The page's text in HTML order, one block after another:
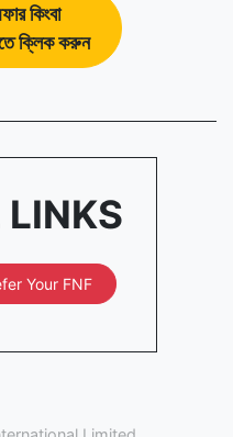
কিংবা
ক্লিক করুন
LINKS
Your FNF